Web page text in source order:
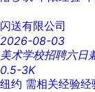
闪送有限公司
2026-08-03
美术学校招聘六日
0.5-3K
纽约 需相关经验经